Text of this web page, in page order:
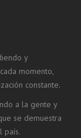
y
momento,
constante.
a la gente y
se demuestra
país.